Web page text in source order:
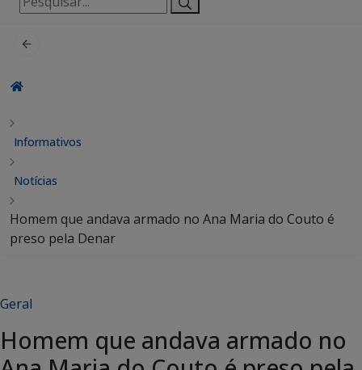
por:
Informativos
Notícias
Homem que andava armado no Ana Maria do Couto é
preso pela Denar
Geral
Homem que andava armado no